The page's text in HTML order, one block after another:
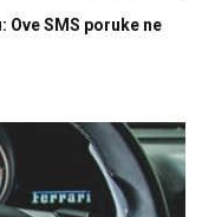
Ove SMS poruke ne